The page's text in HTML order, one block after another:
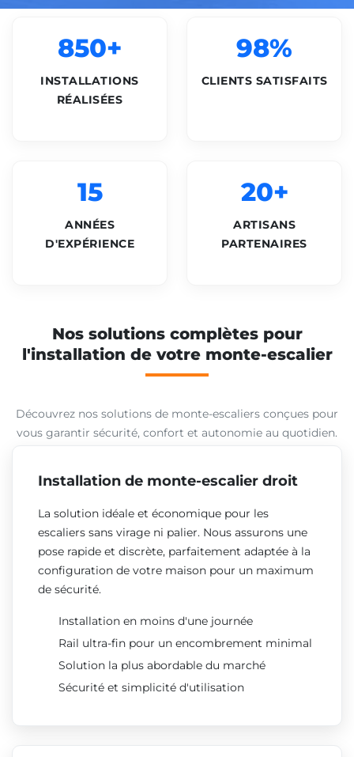
850+
INSTALLATIONS
RÉALISÉES
98%
CLIENTS SATISFAITS
15
ANNÉES
D'EXPÉRIENCE
20+
ARTISANS
PARTENAIRES
Nos solutions complètes pour
l'installation de votre monte-escalier
Découvrez nos solutions de monte-escaliers conçues pour
vous garantir sécurité, confort et autonomie au quotidien.
Installation de monte-escalier droit
La solution idéale et économique pour les
escaliers sans virage ni palier. Nous assurons une
pose rapide et discrète, parfaitement adaptée à la
configuration de votre maison pour un maximum
de sécurité.
Installation en moins d'une journée
Rail ultra-fin pour un encombrement minimal
Solution la plus abordable du marché
Sécurité et simplicité d'utilisation